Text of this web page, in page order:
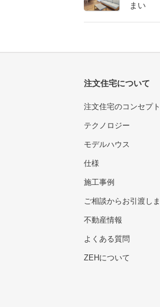
まい
注文住宅について
注文住宅のコンセプト
テクノロジー
モデルハウス
仕様
施工事例
ご相談からお引渡し
不動産情報
よくある質問
ZEHについて